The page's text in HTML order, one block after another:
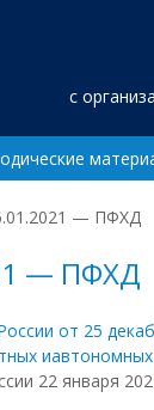
с
— ПФХД
— ПФХД
от 25
22 января